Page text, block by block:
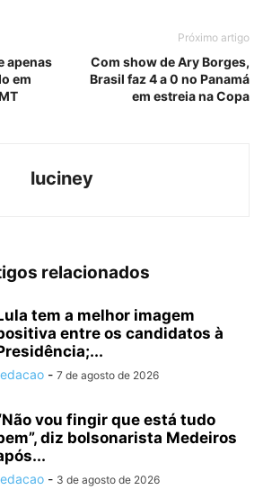
apenas
em
Próximo artigo
Com show de Ary Borges,
Brasil faz 4 a 0 no Panamá
em estreia na Copa
luciney
relacionados
tem a melhor imagem
entre os candidatos à
- 7 de agosto de 2026
vou fingir que está tudo
diz bolsonarista Medeiros
- 3 de agosto de 2026